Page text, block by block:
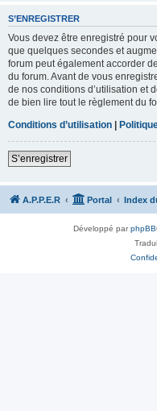
S’ENREGISTRER
Vous devez être enregistré pour
que quelques secondes et
forum peut également accorder
du forum. Avant de vous
de nos conditions d’utilisation et
de bien lire tout le règlement du
Conditions d’utilisation |
S’enregistrer
A.P.P.E.R Portal Index
Développé parphpBB